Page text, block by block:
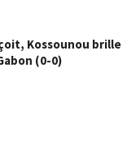
Kossounou brille
(0-0)